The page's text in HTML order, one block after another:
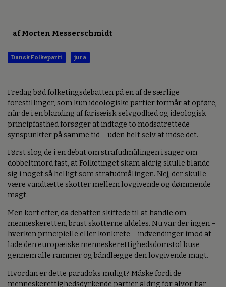
af Morten Messerschmidt
Dansk Folkeparti jura
Fredag bød folketingsdebatten på en af de særlige
forestillinger, som kun ideologiske partier formår at opføre,
når de i en blanding af farisæisk selvgodhed og ideologisk
principfasthed forsøger at indtage to modsatrettede
synspunkter på samme tid – uden helt selv at indse det.
Først slog de i en debat om strafudmålingen i sager om
dobbeltmord fast, at Folketinget skam aldrig skulle blande
sig i noget så helligt som strafudmålingen. Nej, der skulle
være vandtætte skotter mellem lovgivende og dømmende
magt.
Men kort efter, da debatten skiftede til at handle om
menneskeretten, brast skotterne aldeles. Nu var der ingen –
hverken principielle eller konkrete – indvendinger imod at
lade den europæiske menneskerettighedsdomstol buse
gennem alle rammer og båndlægge den lovgivende magt.
Hvordan er dette paradoks muligt? Måske fordi de
menneskerettighedsdyrkende partier aldrig for alvor har